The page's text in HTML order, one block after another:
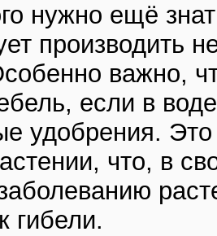
нужно ещё
производить
важно,
если в
удобрения.
что, в
гибели.